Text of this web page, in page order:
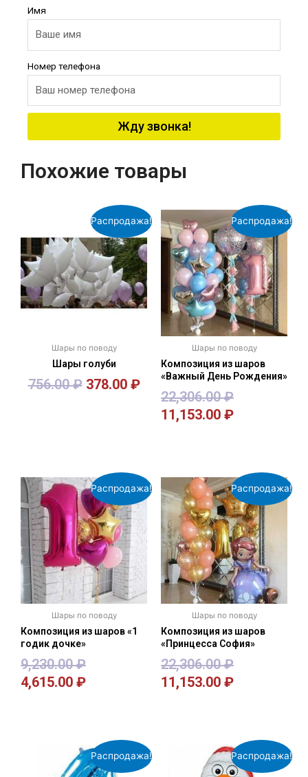
Имя
Номер телефона
Жду звонка!
Похожие товары
Распродажа!
Шары по поводу
Шары голуби
756.00₽ 378.00 ₽
Распродажа!
Шары по поводу
Композиция из шаров
«Важный День Рождения»
22,306.00₽
11,153.00 ₽
Распродажа!
Шары по поводу
Композиция из шаров «1
годик дочке»
9,230.00₽
4,615.00 ₽
Распродажа!
Шары по поводу
Композиция из шаров
«Принцесса София»
22,306.00₽
11,153.00 ₽
Распродажа! Распродажа!